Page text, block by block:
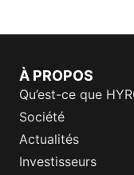
À PROPOS
Qu’est-ce que
Société
Actualités
Investisseurs